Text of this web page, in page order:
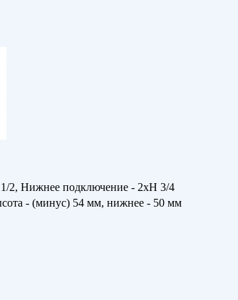
2, Нижнее подключение - 2хН 3/4
- (минус) 54 мм, нижнее - 50 мм